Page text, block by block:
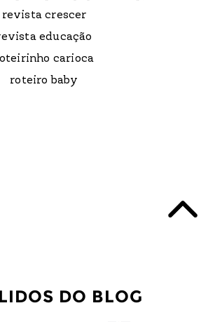
revista crescer
educação
carioca
roteiro baby
DO BLOG